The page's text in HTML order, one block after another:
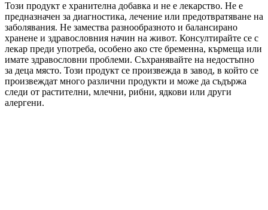
Този продукт е хранителна добавка и не е лекарство. Не е
предназначен за диагностика, лечение или предотвратяване на
заболявания. Не замества разнообразното и балансирано
хранене и здравословния начин на живот. Консултирайте се с
лекар преди употреба, особено ако сте бременна, кърмеща или
имате здравословни проблеми. Съхранявайте на недостъпно
за деца място. Този продукт се произвежда в завод, в който се
произвеждат много различни продукти и може да съдържа
следи от растителни, млечни, рибни, ядкови или други
алергени.